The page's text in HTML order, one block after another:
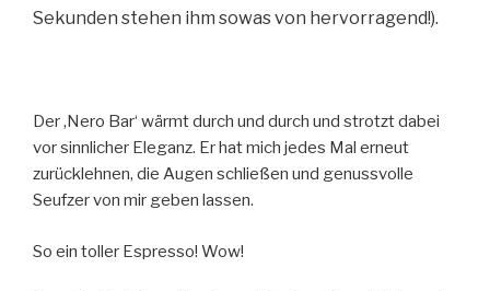
Sekunden stehen ihm sowas von hervorragend!).
Der ‚Nero Bar‘ wärmt durch und durch und strotzt dabei
vor sinnlicher Eleganz. Er hat mich jedes Mal erneut
zurücklehnen, die Augen schließen und genussvolle
Seufzer von mir geben lassen.
So ein toller Espresso! Wow!